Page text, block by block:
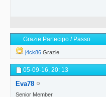
Grazie Partecipo / Passo
j4ck86 Grazie
05-09-16, 20: 13
Eva78
Senior Member